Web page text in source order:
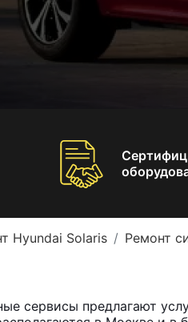
Hyundai Solaris Ремонт
сервисы предлагают